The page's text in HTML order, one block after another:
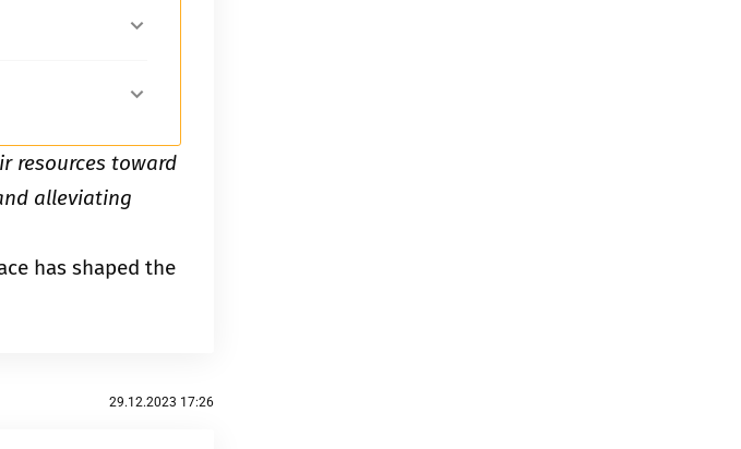
resources toward
alleviating
has shaped the
29.12.2023 17:26